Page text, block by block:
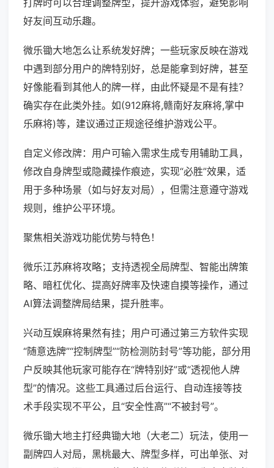
打牌时可以合理调整牌型，提升游戏体验，避免影响
好友间互动乐趣。
微乐锄大地怎么让系统发好牌；一些玩家反映在游戏
中遇到部分用户的牌特别好，总是能拿到好牌，甚至
好像能看到其他人的牌一样，由此怀疑是不是有挂？
确实存在此类外挂。如(912麻将,赣南好友麻将,掌中
乐麻将)等，建议通过正规途径维护游戏公平。
自定义修改牌：用户可输入需求生成专用辅助工具，
修改自身牌型或隐藏操作痕迹，实现“必胜”效果，适
用于多种场景（如与好友对局），但需注意遵守游戏
规则，维护公平环境。
聚焦相关游戏功能优势与特色！
微乐江苏麻将攻略；支持透视全局牌型、智能出牌策
略、暗杠优化、提高好牌率及快速自摸等操作，通过
AI算法调整牌局结果，提升胜率。
兴动互娱麻将果然有挂；用户可通过第三方软件实现
“随意选牌”“控制牌型”“防检测防封号”等功能，部分用
户反映其他玩家可能存在“牌特别好”或“透视他人牌
型”的情况。这些工具通过后台运行、自动连接等技
术手段实现不平公，且“安全性高”“不被封号”。
微乐锄大地主打经典锄大地（大老二）玩法，使用一
副牌四人对局，黑桃最大、牌型多样，可出单张、对